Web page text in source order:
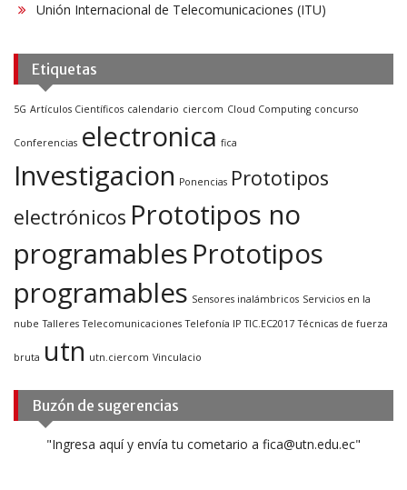
Unión Internacional de Telecomunicaciones (ITU)
Etiquetas
5G Artículos Científicos calendario ciercom Cloud Computing concurso
Conferencias electronica fica
Investigacion Ponencias Prototipos
electrónicos Prototipos no
programables Prototipos
programables Sensores inalámbricos Servicios en la
nube Talleres Telecomunicaciones Telefonía IP TIC.EC2017 Técnicas de fuerza
bruta utn utn.ciercom Vinculacio
Buzón de sugerencias
"Ingresa aquí y envía tu cometario a fica@utn.edu.ec"